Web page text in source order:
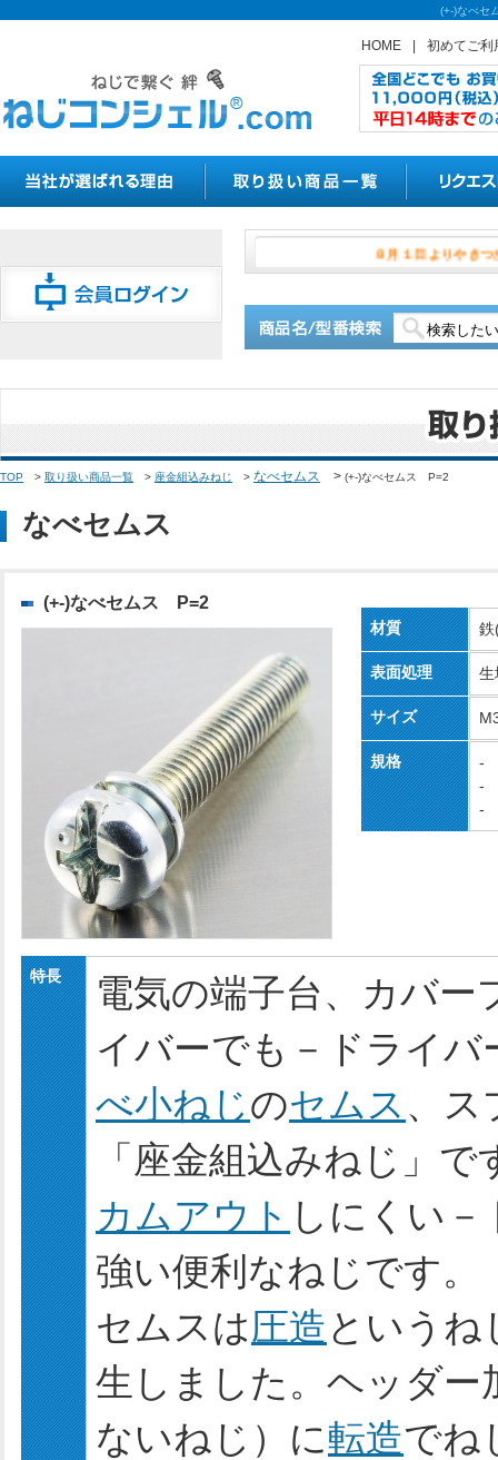
(+-)なべセ
HOME 初めてご利
８月１日
TOP > 取り扱い商品一覧 > 座金組込みねじ > なべセムス > (+-)なべセムス P=2
なべセムス
(+-)なべセムス P=2
材質 鉄
表面処理 生
サイズ
規格
-
-
-
特長
電気の端子台、カバ
イバーでも－ドライバ
べ小ねじのセムス 、ス
「座金組込みねじ」
カムアウト しにくい
強い便利なねじです。
セムスは圧造 というね
生しました。ヘッダー
ないねじ）に転造でね